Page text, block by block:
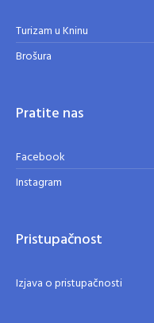
Turizam u Kninu
Brošura
Pratite nas
Facebook
Instagram
Pristupačnost
Izjava o pristupačnosti